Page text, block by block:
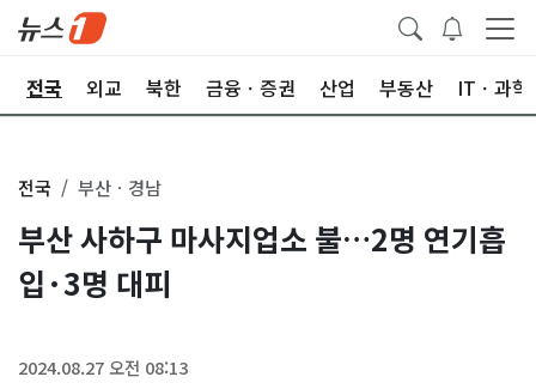
전국 외교 북한 금융ㆍ증권 산업 부동산 ITㆍ과학
전국 부산ㆍ경남
부산 사하구 마사지업소 불…2명 연기흡
입·3명 대피
2024.08.27 오전 08:13